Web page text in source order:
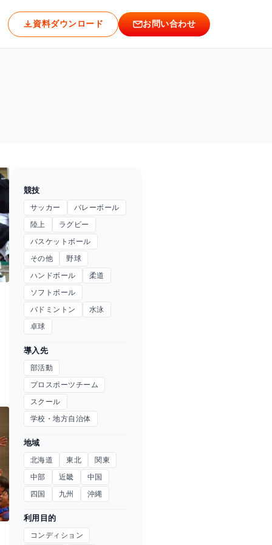
資料ダウンロード お問い合わせ
競技
サッカー
バレーボール
陸上
ラグビー
バスケットボール
その他
野球
ハンドボール
柔道
ソフトボール
バドミントン
水泳
卓球
導入先
部活動
プロスポーツチーム
スクール
学校・地方自治体
地域
北海道 東北
関東
中部
近畿
中国
四国
九州 沖縄
利用目的
コンディション